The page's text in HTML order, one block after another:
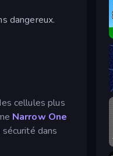
dangereux.
cellules plus
Narrow One
dans